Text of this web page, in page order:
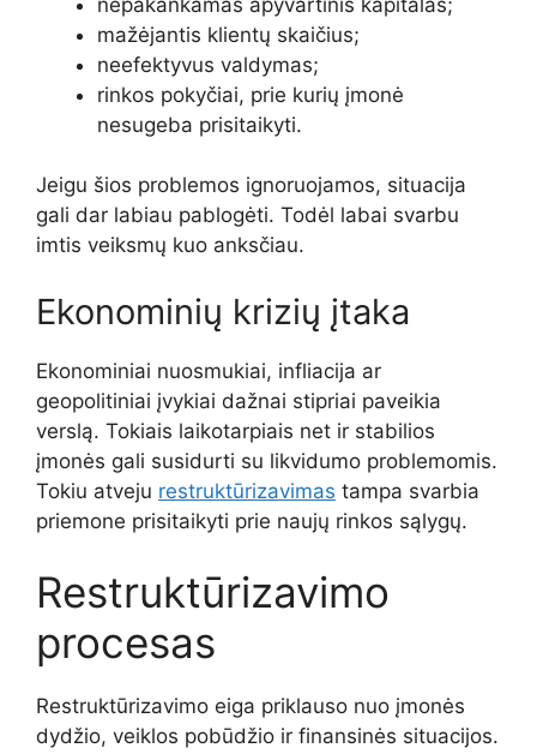
mažėjantis klientų skaičius;
neefektyvus valdymas;
rinkos pokyčiai, prie kurių įmonė
nesugeba prisitaikyti.
Jeigu šios problemos ignoruojamos, situacija
gali dar labiau pablogėti. Todėl labai svarbu
imtis veiksmų kuo anksčiau.
Ekonominių krizių įtaka
Ekonominiai nuosmukiai, infliacija ar
geopolitiniai įvykiai dažnai stipriai paveikia
verslą. Tokiais laikotarpiais net ir stabilios
įmonės gali susidurti su likvidumo problemomis.
Tokiu atveju restruktūrizavimas tampa svarbia
priemone prisitaikyti prie naujų rinkos sąlygų.
Restruktūrizavimo
procesas
Restruktūrizavimo eiga priklauso nuo įmonės
dydžio, veiklos pobūdžio ir finansinės situacijos.